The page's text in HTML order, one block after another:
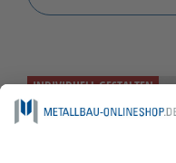
INDIVIDUELL GESTALTEN